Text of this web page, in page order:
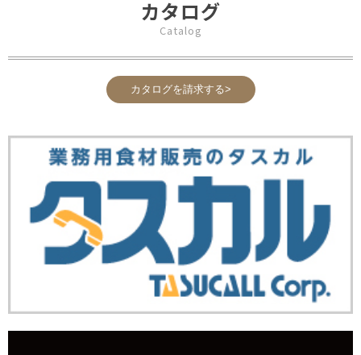
カタログ
Catalog
カタログを請求する>